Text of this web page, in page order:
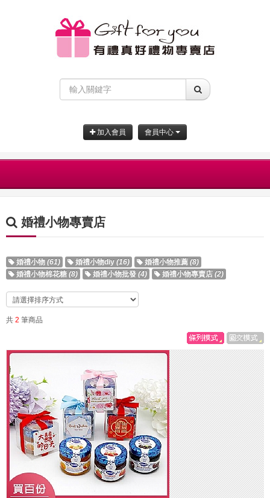
加入會員 會員中心
婚禮小物專賣店
婚禮小物 (61) 婚禮小物diy (16) 婚禮小物推薦 (8)
婚禮小物棉花糖 (8) 婚禮小物批發 (4) 婚禮小物專賣店 (2)
共 2 筆商品